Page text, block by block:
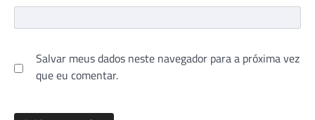
Salvar meus dados neste navegador para a próxima vez
que eu comentar.